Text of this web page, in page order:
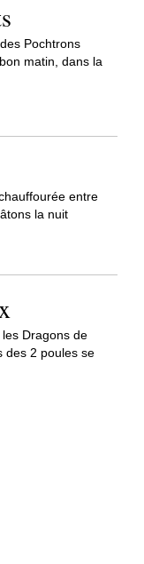
Pochtrons
matin, dans la
entre
la nuit
Dragons de
des 2 poules se